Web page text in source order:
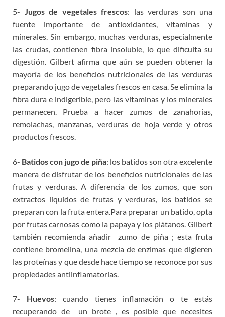
5- Jugos de vegetales frescos: las verduras son una
fuente importante de antioxidantes, vitaminas y
minerales. Sin embargo, muchas verduras, especialmente
las crudas, contienen fibra insoluble, lo que dificulta su
digestión. Gilbert afirma que aún se pueden obtener la
mayoría de los beneficios nutricionales de las verduras
preparando jugo de vegetales frescos en casa. Se elimina la
fibra dura e indigerible, pero las vitaminas y los minerales
permanecen. Prueba a hacer zumos de zanahorias,
remolachas, manzanas, verduras de hoja verde y otros
productos frescos.
6- Batidos con jugo de piña: los batidos son otra excelente
manera de disfrutar de los beneficios nutricionales de las
frutas y verduras. A diferencia de los zumos, que son
extractos líquidos de frutas y verduras, los batidos se
preparan con la fruta entera.Para preparar un batido, opta
por frutas carnosas como la papaya y los plátanos. Gilbert
también recomienda añadir zumo de piña ; esta fruta
contiene bromelina, una mezcla de enzimas que digieren
las proteínas y que desde hace tiempo se reconoce por sus
propiedades antiinflamatorias.
7- Huevos: cuando tienes inflamación o te estás
recuperando de un brote , es posible que necesites